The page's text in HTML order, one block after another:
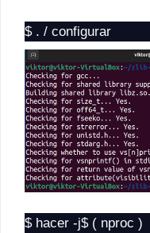
$ . / configurar
$ hacer -j$ ( nproc )